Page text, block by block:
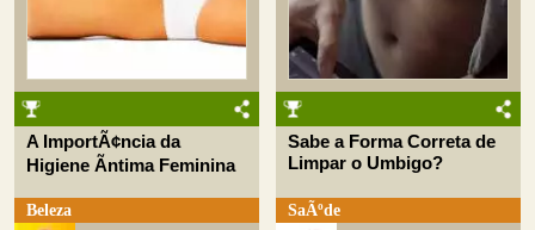
A ImportÃ¢ncia da
Higiene Ãntima Feminina
Beleza
Sabe a Forma Correta de
Limpar o Umbigo?
SaÃºde